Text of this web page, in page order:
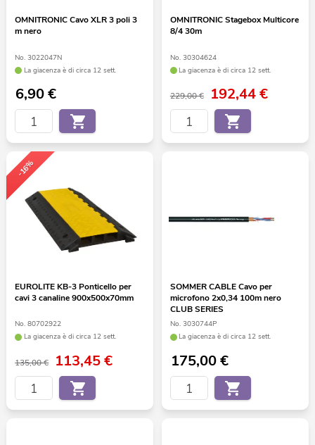
OMNITRONIC Cavo XLR 3 poli 3
m nero
No. 3022047N
La giacenza è di circa 12 sett.
6,90€
OMNITRONIC Stagebox Multicore
8/4 30m
No. 30304624
La giacenza è di circa 12 sett.
229,00 € 192,44€
-16%
EUROLITE KB-3 Ponticello per
cavi 3 canaline 900x500x70mm
No. 80702922
La giacenza è di circa 12 sett.
135,00 € 113,45€
SOMMER CABLE Cavo per
microfono 2x0,34 100m nero
CLUB SERIES
No. 3030744P
La giacenza è di circa 12 sett.
175,00€